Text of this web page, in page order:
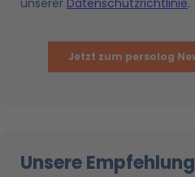
Unsere Empfehlung